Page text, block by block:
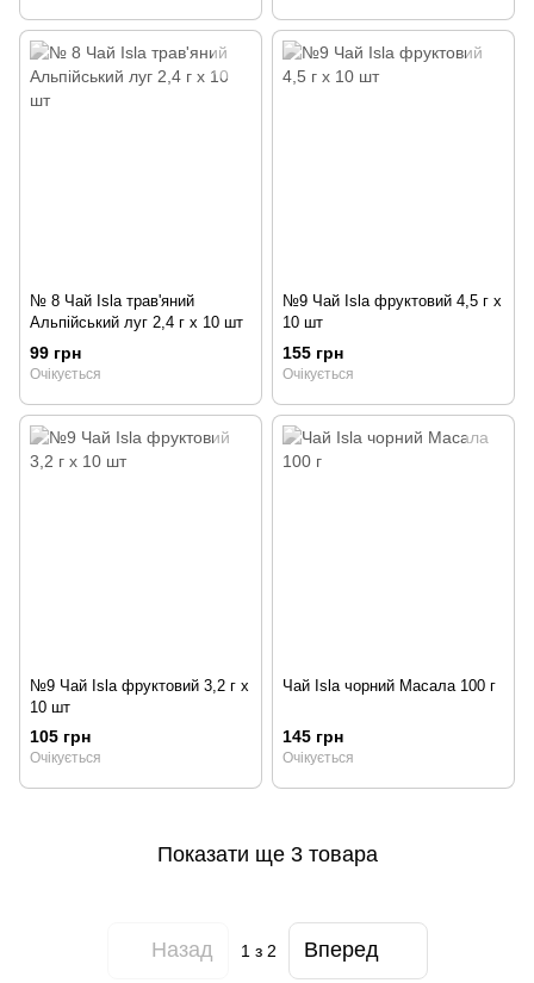
№ 8 Чай Isla трав'яний
Альпійський луг 2,4 г х 10 шт
99 грн
Очікується
№9 Чай Isla фруктовий 4,5 г х
10 шт
155 грн
Очікується
№9 Чай Isla фруктовий 3,2 г х
10 шт
105 грн
Очікується
Чай Isla чорний Масала 100 г
145 грн
Очікується
Показати ще 3 товара
Назад 1 з 2 Вперед